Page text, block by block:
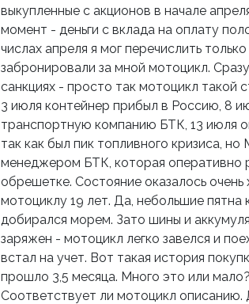
выкупленные с акционов в начале
момент - деньги с вклада на оплату
числах апреля я мог перечислить
забронировали за мной мотоцикл.
санкциях - просто так мотоцикл такой
3 июля контейнер прибыл в Россию, 8
транспортную компанию БТК, 13 июля
так как был пик топливного кризиса,
менеджером БТК, которая оперативно
обрешетке. Состояние оказалось
мотоциклу 19 лет. Да, небольшие пятна
добирался морем. Зато шины и
заряжен - мотоцикл легко завелся и
встал на учет. Вот такая история
прошло 3,5 месяца. Много это или
Соответствует ли мотоцикл описанию.